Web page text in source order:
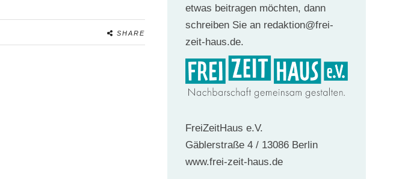
SHARE
etwas beitragen möchten, dann
schreiben Sie an redaktion@frei-
zeit-haus.de.
FreiZeitHaus e.V.
Gäblerstraße 4 / 13086 Berlin
www.frei-zeit-haus.de